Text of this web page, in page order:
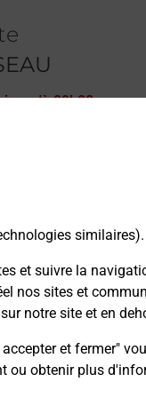
et suivre la
nos sites et
notre site et en
et fermer"
ou obtenir plus
jusqu'à 09h00